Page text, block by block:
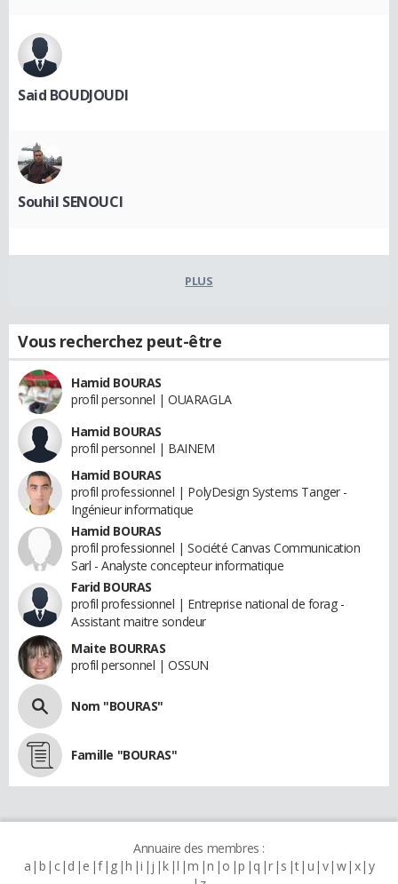
Said BOUDJOUDI
Souhil SENOUCI
PLUS
Vous recherchez peut-être
Hamid BOURAS
profil personnel | OUARAGLA
Hamid BOURAS
profil personnel | BAINEM
Hamid BOURAS
profil professionnel | PolyDesign Systems Tanger -
Ingénieur informatique
Hamid BOURAS
profil professionnel | Société Canvas Communication
Sarl - Analyste concepteur informatique
Farid BOURAS
profil professionnel | Entreprise national de forag -
Assistant maitre sondeur
Maite BOURRAS
profil personnel | OSSUN
Nom "BOURAS"
Famille "BOURAS"
Annuaire des membres :
a b c d e f g h i j k l m n o p q r s t u v w x y